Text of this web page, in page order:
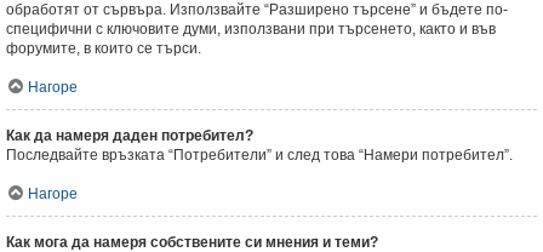
обработят от сървъра. Използвайте “Разширено търсене” и бъдете по-
специфични с ключовите думи, използвани при търсенето, както и във
форумите, в които се търси.
Нагоре
Как да намеря даден потребител?
Последвайте връзката “Потребители” и след това “Намери потребител”.
Нагоре
Как мога да намеря собствените си мнения и теми?